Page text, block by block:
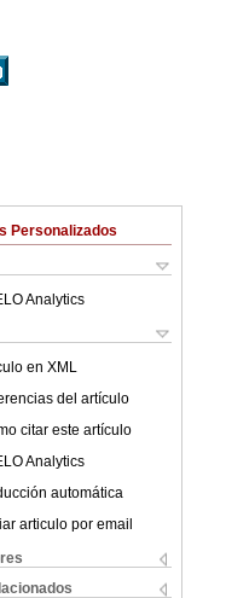
Personalizados
Analytics
en XML
del artículo
citar este artículo
Analytics
automática
articulo por email